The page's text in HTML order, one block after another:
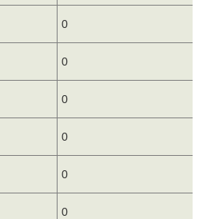
0
0
0
0
0
0